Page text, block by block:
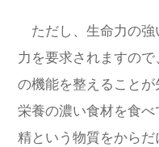
ただし、生命力の強
力を要求されますの
の機能を整えること
栄養の濃い食材を食べ
精という物質をから